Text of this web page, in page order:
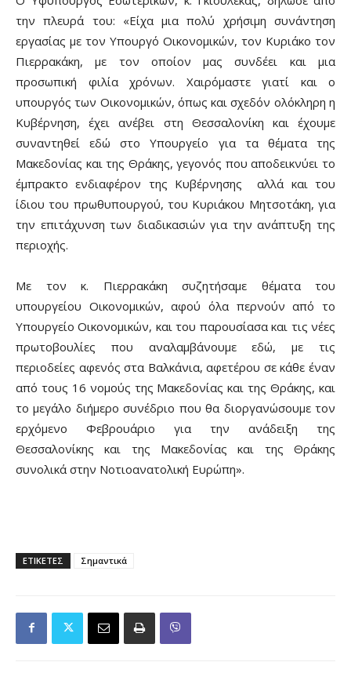
την πλευρά του: «Είχα μια πολύ χρήσιμη συνάντηση
εργασίας με τον Υπουργό Οικονομικών, τον Κυριάκο τον
Πιερρακάκη, με τον οποίον μας συνδέει και μια
προσωπική φιλία χρόνων. Χαιρόμαστε γιατί και ο
υπουργός των Οικονομικών, όπως και σχεδόν ολόκληρη η
Κυβέρνηση, έχει ανέβει στη Θεσσαλονίκη και έχουμε
συναντηθεί εδώ στο Υπουργείο για τα θέματα της
Μακεδονίας και της Θράκης, γεγονός που αποδεικνύει το
έμπρακτο ενδιαφέρον της Κυβέρνησης αλλά και του
ίδιου του πρωθυπουργού, του Κυριάκου Μητσοτάκη, για
την επιτάχυνση των διαδικασιών για την ανάπτυξη της
περιοχής.
Με τον κ. Πιερρακάκη συζητήσαμε θέματα του
υπουργείου Οικονομικών, αφού όλα περνούν από το
Υπουργείο Οικονομικών, και του παρουσίασα και τις νέες
πρωτοβουλίες που αναλαμβάνουμε εδώ, με τις
περιοδείες αφενός στα Βαλκάνια, αφετέρου σε κάθε έναν
από τους 16 νομούς της Μακεδονίας και της Θράκης, και
το μεγάλο διήμερο συνέδριο που θα διοργανώσουμε τον
ερχόμενο Φεβρουάριο για την ανάδειξη της
Θεσσαλονίκης και της Μακεδονίας και της Θράκης
συνολικά στην Νοτιοανατολική Ευρώπη».
ΕΤΙΚΕΤΕΣ Σημαντικά